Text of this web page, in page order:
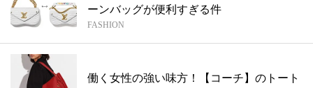
ーンバッグが便利すぎる件
FASHION
働く女性の強い味方！【コーチ】のトート